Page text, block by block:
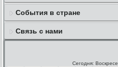
События в стране
Связь с нами
Сегодня: